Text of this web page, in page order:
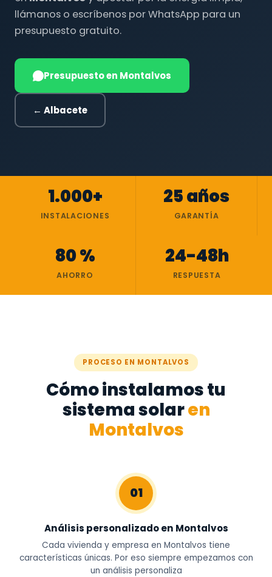
llámanos o escríbenos por WhatsApp para un
presupuesto gratuito.
Presupuesto en Montalvos
← Albacete
1.000+
INSTALACIONES
25 años
GARANTÍA
80 %
AHORRO
24-48h
RESPUESTA
PROCESO EN MONTALVOS
Cómo instalamos tu
sistema solaren
Montalvos
01
Análisis personalizado en Montalvos
Cada vivienda y empresa en Montalvos tiene
características únicas. Por eso siempre empezamos con
un análisis personaliza